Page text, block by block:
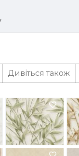
Дивіться також